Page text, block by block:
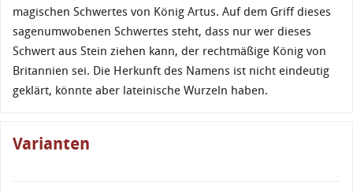
magischen Schwertes von König Artus. Auf dem Griff dieses
sagenumwobenen Schwertes steht, dass nur wer dieses
Schwert aus Stein ziehen kann, der rechtmäßige König von
Britannien sei. Die Herkunft des Namens ist nicht eindeutig
geklärt, könnte aber lateinische Wurzeln haben.
Varianten